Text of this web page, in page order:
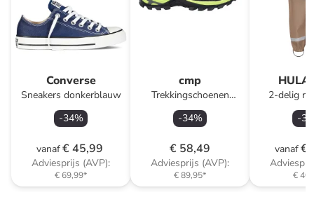
Converse
Sneakers donkerblauw
-34%
vanaf€ 45,99
Adviesprijs (AVP):
€ 69,99*
cmp
Trekkingschoenen
"Rigel" antraciet
-34%
€ 58,49
Adviesprijs (AVP):
€ 89,95*
2-delig
-32
vanaf€
€